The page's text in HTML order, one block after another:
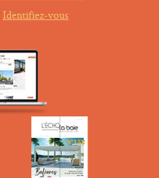
Identifiez-vous